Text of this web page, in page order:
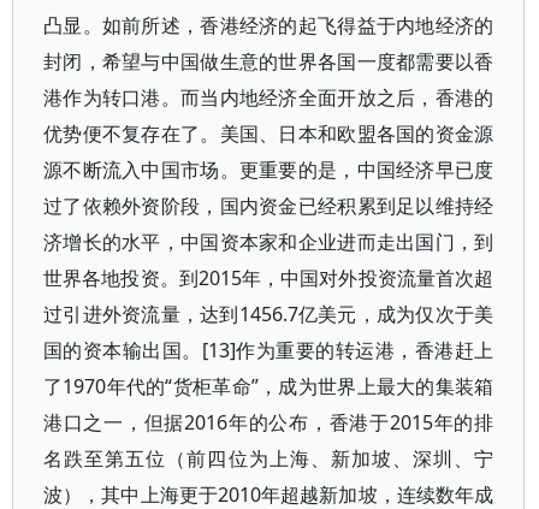
凸显。如前所述，香港经济的起飞得益于内地经济的
封闭，希望与中国做生意的世界各国一度都需要以香
港作为转口港。而当内地经济全面开放之后，香港的
优势便不复存在了。美国、日本和欧盟各国的资金源
源不断流入中国市场。更重要的是，中国经济早已度
过了依赖外资阶段，国内资金已经积累到足以维持经
济增长的水平，中国资本家和企业进而走出国门，到
世界各地投资。到2015年，中国对外投资流量首次超
过引进外资流量，达到1456.7亿美元，成为仅次于美
国的资本输出国。[13]作为重要的转运港，香港赶上
了1970年代的“货柜革命”，成为世界上最大的集装箱
港口之一，但据2016年的公布，香港于2015年的排
名跌至第五位（前四位为上海、新加坡、深圳、宁
波），其中上海更于2010年超越新加坡，连续数年成